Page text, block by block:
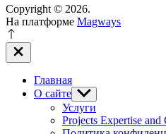
Copyright © 2026.
На платформе Magways
Закрыть
вне
Главная
О сайте Показывать
подменю
Услуги
Projects Expertise and